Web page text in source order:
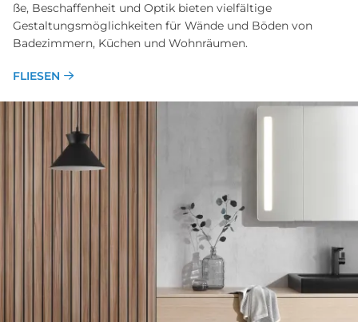
ße, Be­schaf­fen­heit und Op­tik bieten vielfältige
Gestaltungsmöglichkeiten für Wände und Böden von
Badezimmern, Küchen und Wohnräumen.
FLIESEN